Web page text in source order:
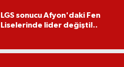
LGS sonucu Afyon'daki Fen
Liselerinde lider değişti!..